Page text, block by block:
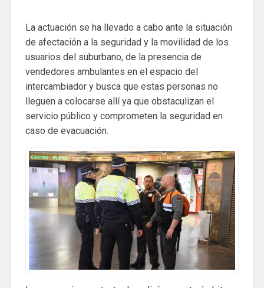
La actuación se ha llevado a cabo ante la situación
de afectación a la seguridad y la movilidad de los
usuarios del suburbano, de la presencia de
vendedores ambulantes en el espacio del
intercambiador y busca que estas personas no
lleguen a colocarse allí ya que obstaculizan el
servicio público y comprometen la seguridad en
caso de evacuación.